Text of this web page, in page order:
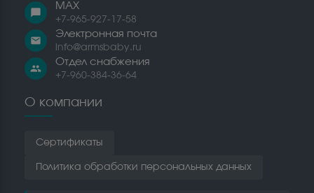
chat_bubble
MAX
+7-965-927-17-58
email
Электронная почта
info@armsbaby.ru
people
Отдел снабжения
+7-960-384-36-64
О компании
Сертификаты
Политика обработки персональных данных